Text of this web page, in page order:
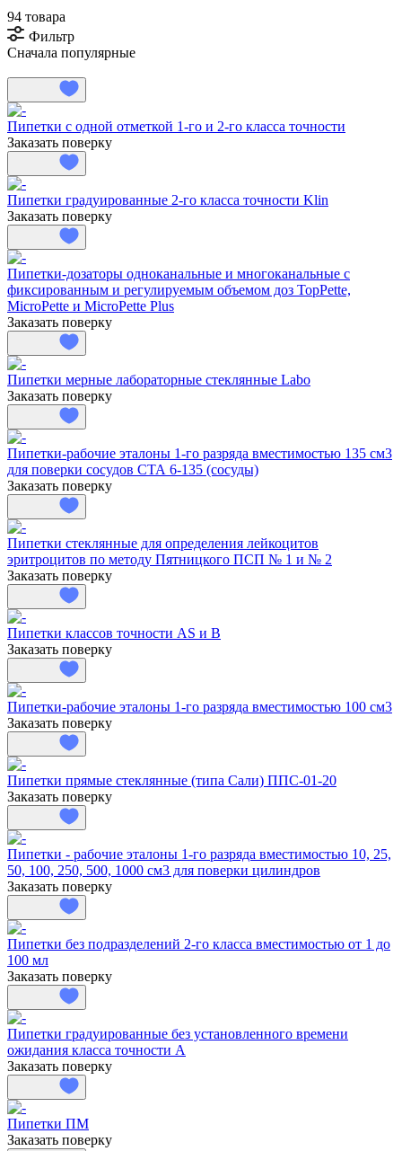
94 товара
Фильтр
Сначала популярные
Пипетки с одной отметкой 1-го и 2-го класса точности
Заказать поверку
Пипетки градуированные 2-го класса точности Klin
Заказать поверку
Пипетки-дозаторы одноканальные и многоканальные с
фиксированным и регулируемым объемом доз TopPette,
MicroPette и MicroPette Plus
Заказать поверку
Пипетки мерные лабораторные стеклянные Labo
Заказать поверку
Пипетки-рабочие эталоны 1-го разряда вместимостью 135 см3
для поверки сосудов СТА 6-135 (сосуды)
Заказать поверку
Пипетки стеклянные для определения лейкоцитов
эритроцитов по методу Пятницкого ПСП № 1 и № 2
Заказать поверку
Пипетки классов точности AS и B
Заказать поверку
Пипетки-рабочие эталоны 1-го разряда вместимостью 100 см3
Заказать поверку
Пипетки прямые стеклянные (типа Сали) ППС-01-20
Заказать поверку
Пипетки - рабочие эталоны 1-го разряда вместимостью 10, 25,
50, 100, 250, 500, 1000 см3 для поверки цилиндров
Заказать поверку
Пипетки без подразделений 2-го класса вместимостью от 1 до
100 мл
Заказать поверку
Пипетки градуированные без установленного времени
ожидания класса точности А
Заказать поверку
Пипетки ПМ
Заказать поверку